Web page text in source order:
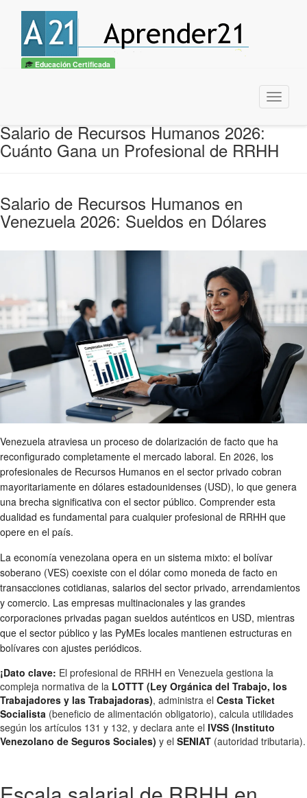
Educación Certificada
Menu
Salario de Recursos Humanos 2026:
Cuánto Gana un Profesional de RRHH
Salario de Recursos Humanos en
Venezuela 2026: Sueldos en Dólares
Venezuela atraviesa un proceso de dolarización de facto que ha
reconfigurado completamente el mercado laboral. En 2026, los
profesionales de Recursos Humanos en el sector privado cobran
mayoritariamente en dólares estadounidenses (USD), lo que genera
una brecha significativa con el sector público. Comprender esta
dualidad es fundamental para cualquier profesional de RRHH que
opere en el país.
La economía venezolana opera en un sistema mixto: el bolívar
soberano (VES) coexiste con el dólar como moneda de facto en
transacciones cotidianas, salarios del sector privado, arrendamientos
y comercio. Las empresas multinacionales y las grandes
corporaciones privadas pagan sueldos auténticos en USD, mientras
que el sector público y las PyMEs locales mantienen estructuras en
bolívares con ajustes periódicos.
¡Dato clave: El profesional de RRHH en Venezuela gestiona la
compleja normativa de la LOTTT (Ley Orgánica del Trabajo, los
Trabajadores y las Trabajadoras), administra el Cesta Ticket
Socialista (beneficio de alimentación obligatorio), calcula utilidades
según los artículos 131 y 132, y declara ante el IVSS (Instituto
Venezolano de Seguros Sociales) y el SENIAT (autoridad tributaria).